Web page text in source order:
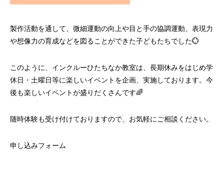
製作活動を通して、微細運動の向上や目と手の協調運動、表現力
や想像力の育成などを図ることができた子どもたちでした💮
このように、インクルーひたちなか教室は、長期休みをはじめ学
休日・土曜日等に楽しいイベントを企画、実施しております。今
後も楽しいイベントが盛りだくさんです🌈
随時体験も受け付けておりますので、お気軽にご相談ください。
申し込みフォーム